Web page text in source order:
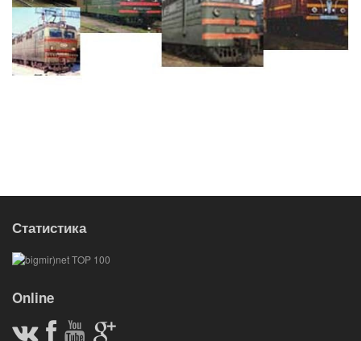
Статистика
Online